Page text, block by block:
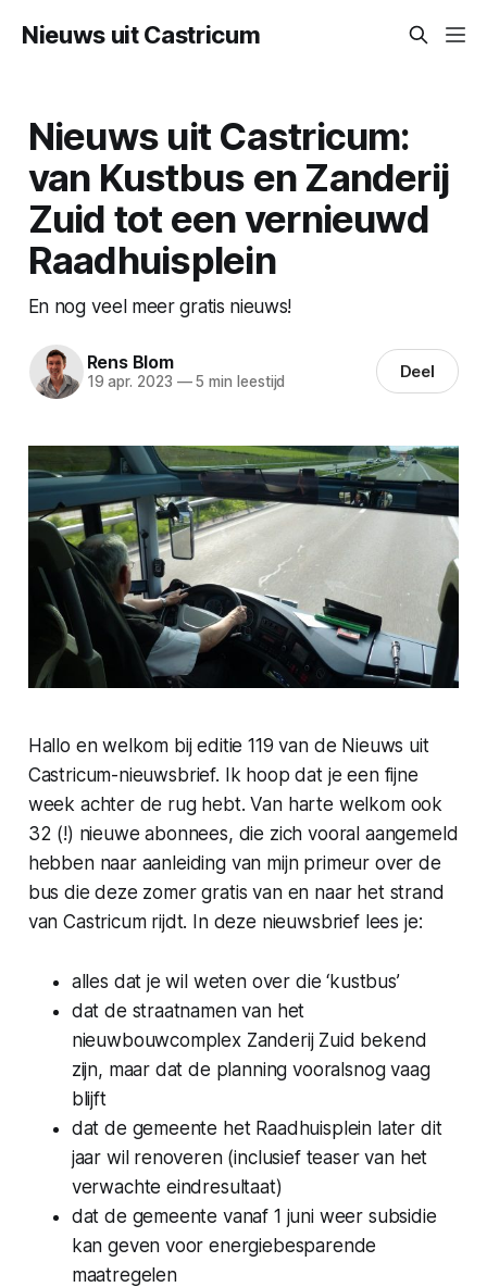
Nieuws uit Castricum
Nieuws uit Castricum:
van Kustbus en Zanderij
Zuid tot een vernieuwd
Raadhuisplein
En nog veel meer gratis nieuws!
Rens Blom
19 apr. 2023 —5 min leestijd Deel
Hallo en welkom bij editie 119 van de Nieuws uit
Castricum-nieuwsbrief. Ik hoop dat je een fijne
week achter de rug hebt. Van harte welkom ook
32 (!) nieuwe abonnees, die zich vooral aangemeld
hebben naar aanleiding van mijn primeur over de
bus die deze zomer gratis van en naar het strand
van Castricum rijdt. In deze nieuwsbrief lees je:
alles dat je wil weten over die ‘kustbus’
dat de straatnamen van het
nieuwbouwcomplex Zanderij Zuid bekend
zijn, maar dat de planning vooralsnog vaag
blijft
dat de gemeente het Raadhuisplein later dit
jaar wil renoveren (inclusief teaservan het
verwachte eindresultaat)
dat de gemeente vanaf 1 juni weer subsidie
kan geven voor energiebesparende
maatregelen